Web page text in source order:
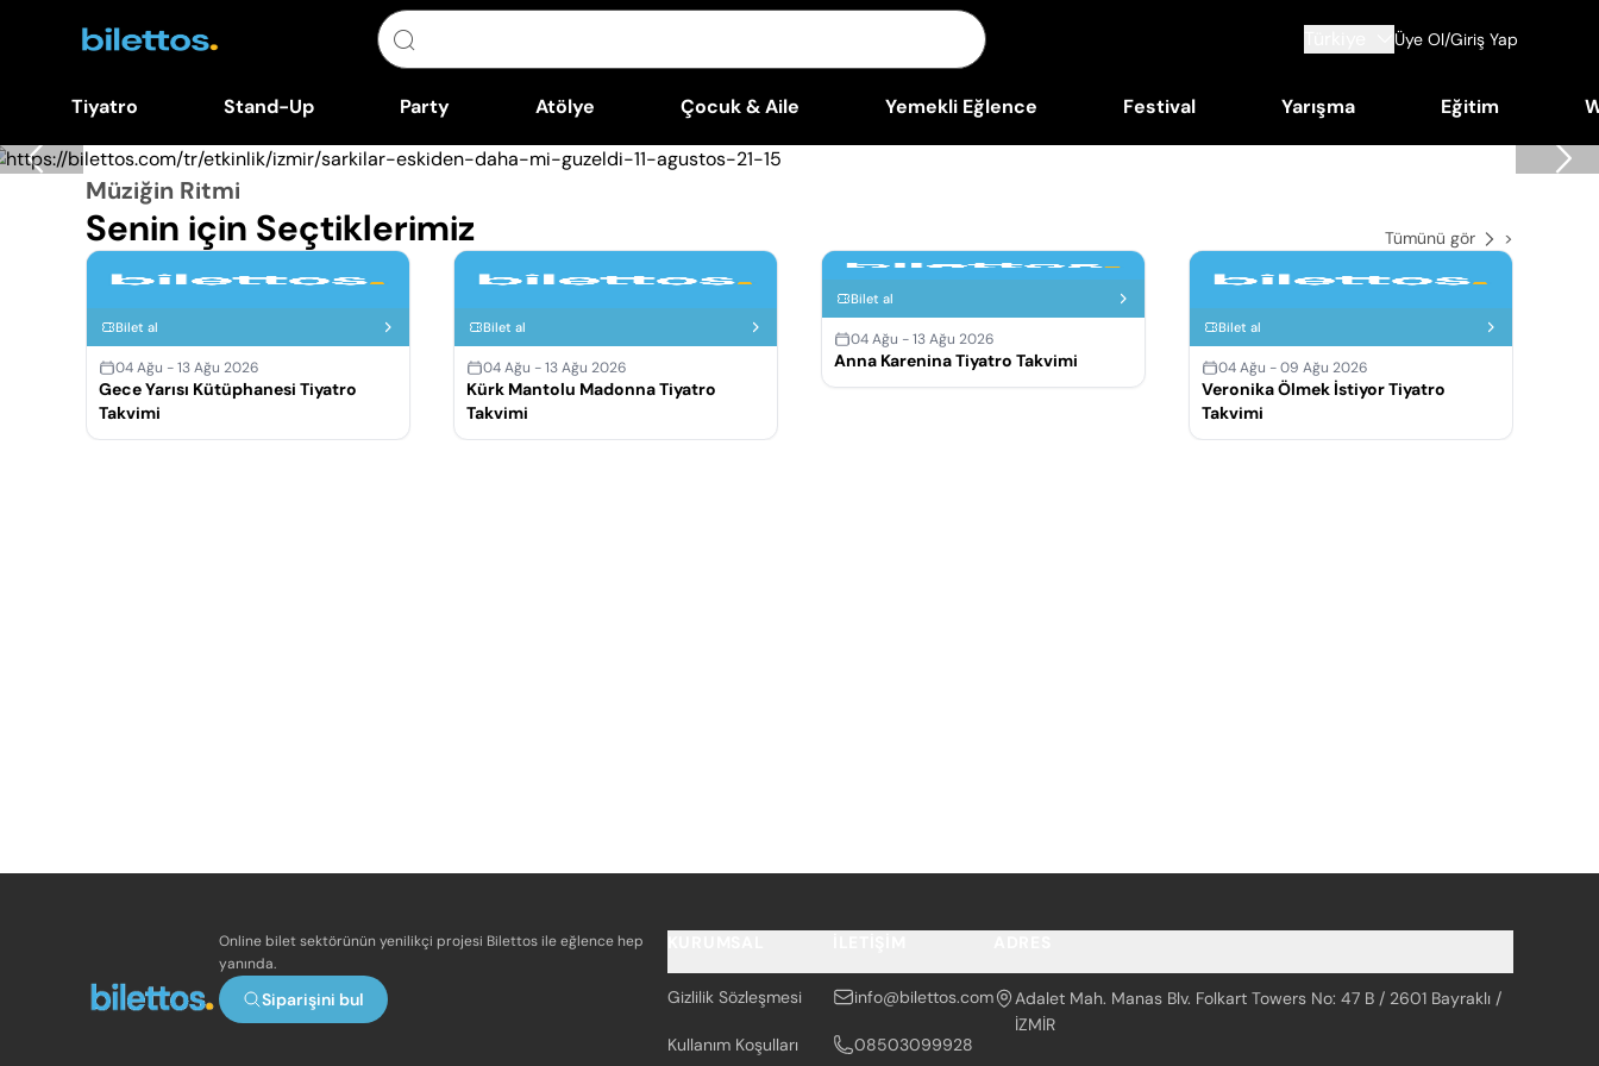
Üye Ol/Giriş Yap
Tiyatro Stand-Up Party Atölye Çocuk & Aile Yemekli Eğlence Festival Yarışma Eğitim
Müziğin Ritmi
Senin için Seçtiklerimiz Tümünü gör >
Bilet al
04 Ağu - 13 Ağu 2026
Gece Yarısı Kütüphanesi Tiyatro
Takvimi
Bilet al
04 Ağu - 13 Ağu 2026
Kürk Mantolu Madonna Tiyatro
Takvimi
Bilet al
04 Ağu - 13 Ağu 2026
Anna Karenina Tiyatro Takvimi
Bilet al
04 Ağu - 09 Ağu 2026
Veronika Ölmek İstiyor Tiyatro
Takvimi
Online bilet sektörünün yenilikçi projesi Bilettos ile eğlence hep
yanında.
Siparişini bul Gizlilik Sözleşmesi
Kullanım Koşulları
info@bilettos.com
08503099928
Adalet Mah. Manas Blv. Folkart Towers No: 47 B / 2601 Bayraklı /
İZMİR